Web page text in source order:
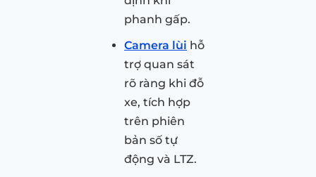
phanh gấp.
Camera lùi hỗ
trợ quan sát
rõ ràng khi đỗ
xe, tích hợp
trên phiên
bản số tự
động và LTZ.